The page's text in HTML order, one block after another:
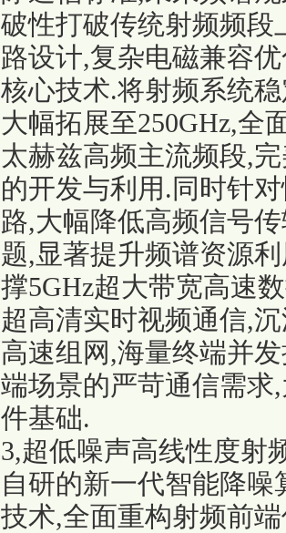
破性打破传统射频频
路设计,复杂电磁兼容
核心技术.将射频系统
大幅拓展至250GHz,全
太赫兹高频主流频段,
的开发与利用.同时针
路,大幅降低高频信号
题,显著提升频谱资源
撑5GHz超大带宽高速
超高清实时视频通信,
高速组网,海量终端并
端场景的严苛通信需求
件基础.
3,超低噪声高线性度射
自研的新一代智能降
技术,全面重构射频前